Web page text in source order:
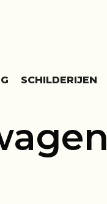
SCHILDERIJEN